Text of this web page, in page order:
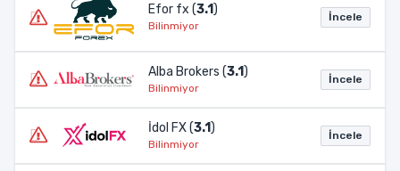
Efor fx (3.1)
Bilinmiyor
İncele
Alba Brokers (3.1)
Bilinmiyor
İncele
İdol FX (3.1)
Bilinmiyor
İncele